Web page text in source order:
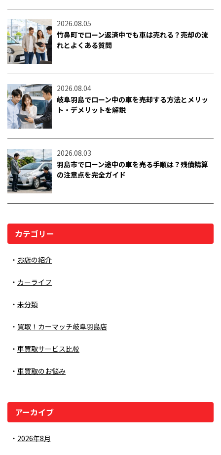
2026.08.05
竹鼻町でローン返済中でも車は売れる？売却の流
れとよくある質問
2026.08.04
岐阜羽島でローン中の車を売却する方法とメリッ
ト・デメリットを解説
2026.08.03
羽島市でローン途中の車を売る手順は？残債精算
の注意点を完全ガイド
カテゴリー
お店の紹介
カーライフ
未分類
買取！カーマッチ岐阜羽島店
車買取サービス比較
車買取のお悩み
アーカイブ
2026年8月